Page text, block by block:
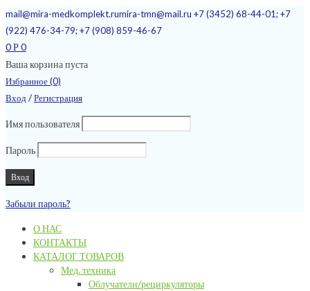
mail@mira-medkomplekt.rumira-tmn@mail.ru +7 (3452) 68-44-01; +7
(922) 476-34-79; +7 (908) 859-46-67
0 Р 0
Ваша корзина пуста
Избранное (0)
Вход /Регистрация
Имя пользователя
Пароль
Забыли пароль?
О НАС
КОНТАКТЫ
КАТАЛОГ ТОВАРОВ
Мед. техника
Облучатели/рециркуляторы